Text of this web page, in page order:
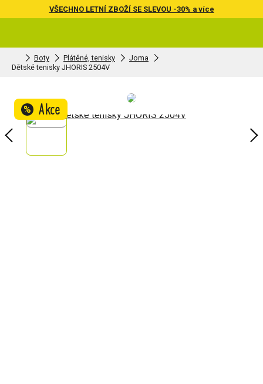
VŠECHNO LETNÍ ZBOŽÍ SE SLEVOU -30% a více
Boty Plátěné, tenisky
Joma
Dětské tenisky JHORIS 2504V
% Akce